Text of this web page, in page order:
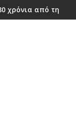
χρόνια από την